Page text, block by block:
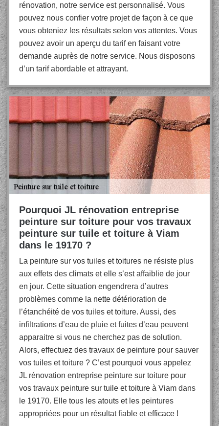
rénovation, notre service est personnalisé. Vous
pouvez nous confier votre projet de façon à ce que
vous obteniez les résultats selon vos attentes. Vous
pouvez avoir un aperçu du tarif en faisant votre
demande auprès de notre service. Nous disposons
d’un tarif abordable et attrayant.
Pourquoi JL rénovation entreprise
peinture sur toiture pour vos travaux
peinture sur tuile et toiture à Viam
dans le 19170 ?
La peinture sur vos tuiles et toitures ne résiste plus
aux effets des climats et elle s’est affaiblie de jour
en jour. Cette situation engendrera d’autres
problèmes comme la nette détérioration de
l’étanchéité de vos tuiles et toiture. Aussi, des
infiltrations d’eau de pluie et fuites d’eau peuvent
apparaitre si vous ne cherchez pas de solution.
Alors, effectuez des travaux de peinture pour sauver
vos tuiles et toiture ? C’est pourquoi vous appelez
JL rénovation entreprise peinture sur toiture pour
vos travaux peinture sur tuile et toiture à Viam dans
le 19170. Elle tous les atouts et les peintures
appropriées pour un résultat fiable et efficace !